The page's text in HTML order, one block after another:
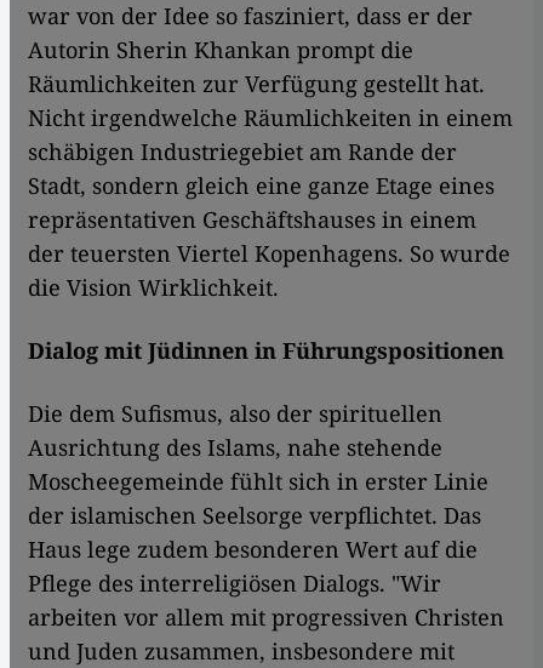
war von der Idee so fasziniert, dass er der
Autorin Sherin Khankan prompt die
Räumlichkeiten zur Verfügung gestellt hat.
Nicht irgendwelche Räumlichkeiten in einem
schäbigen Industriegebiet am Rande der
Stadt, sondern gleich eine ganze Etage eines
repräsentativen Geschäftshauses in einem
der teuersten Viertel Kopenhagens. So wurde
die Vision Wirklichkeit.
Dialog mit Jüdinnen in Führungspositionen
Die dem Sufismus, also der spirituellen
Ausrichtung des Islams, nahe stehende
Moscheegemeinde fühlt sich in erster Linie
der islamischen Seelsorge verpflichtet. Das
Haus lege zudem besonderen Wert auf die
Pflege des interreligiösen Dialogs. "Wir
arbeiten vor allem mit progressiven Christen
und Juden zusammen, insbesondere mit